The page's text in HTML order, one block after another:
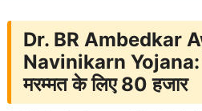
Dr. BR Ambedkar
Navinikarn Yojana:
मरम्मत के लिए 80 हजार